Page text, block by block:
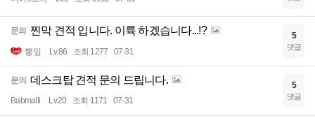
문의 찐막 견적 입니다. 이륙 하겠습니다...!?
뽕잎 Lv.86 조회 1277 07-31
5
댓글
문의 데스크탑 견적 문의 드립니다.
Babmalli Lv.20 조회 1171 07-31
5
댓글